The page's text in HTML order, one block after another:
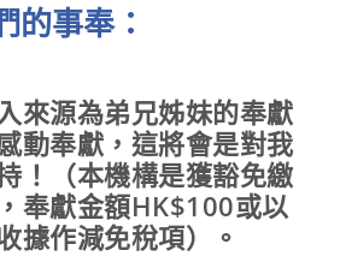
的事奉：
來源為弟兄姊妹的奉獻
動奉獻，這將會是對我
！（本機構是獲豁免繳
奉獻金額HK$100或以
據作減免稅項）。